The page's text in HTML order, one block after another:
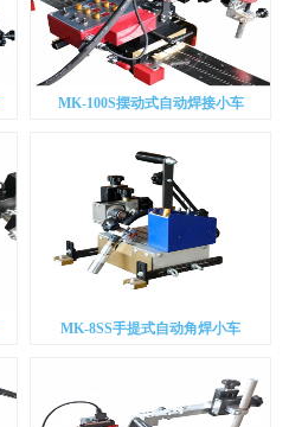
MK-100S摆动式自动焊接小车
MK-8SS手提式自动角焊小车